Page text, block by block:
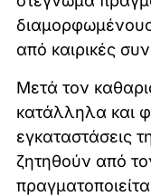
από καιρικές
Μετά τον
κατάλληλα και
εγκαταστάσεις
ζητηθούν από